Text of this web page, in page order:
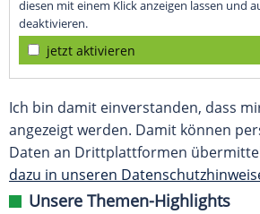
diesen mit einem Klick anzeigen lassen und
deaktivieren.
jetzt aktivieren
Ich bin damit einverstanden, dass
angezeigt werden. Damit können
Daten an Drittplattformen
dazu in unseren
Unsere Themen-Highlights